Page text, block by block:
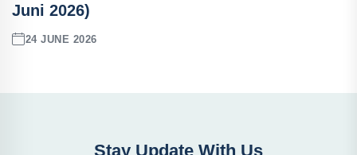
Juni 2026)
24 JUNE 2026
Stay Update With Us